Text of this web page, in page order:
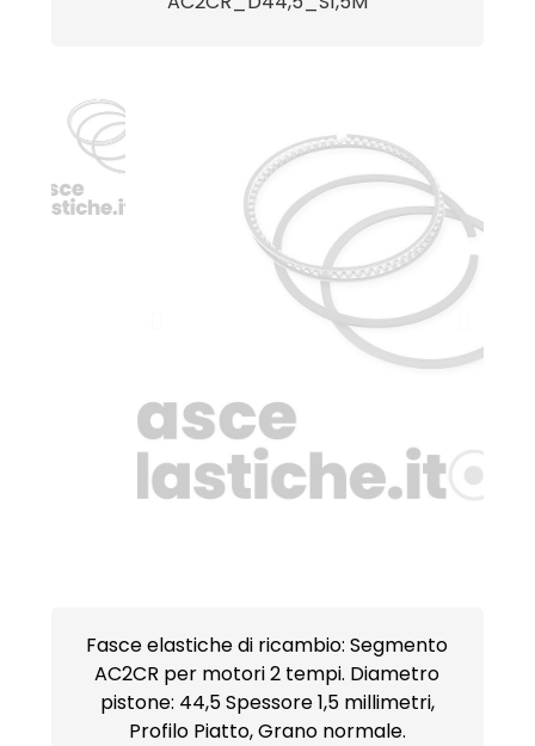
Fasce elastiche di ricambio: Segmento
AC2CR per motori 2 tempi. Diametro
pistone: 44,5 Spessore 1,5 millimetri,
Profilo Piatto, Grano normale.